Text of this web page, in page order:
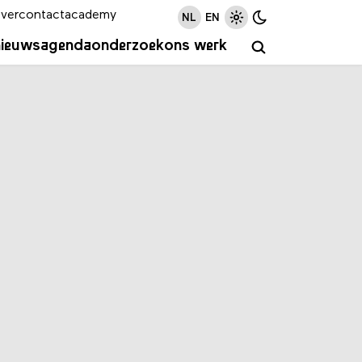
agendaonderzoekons werk
contactacademy NL EN